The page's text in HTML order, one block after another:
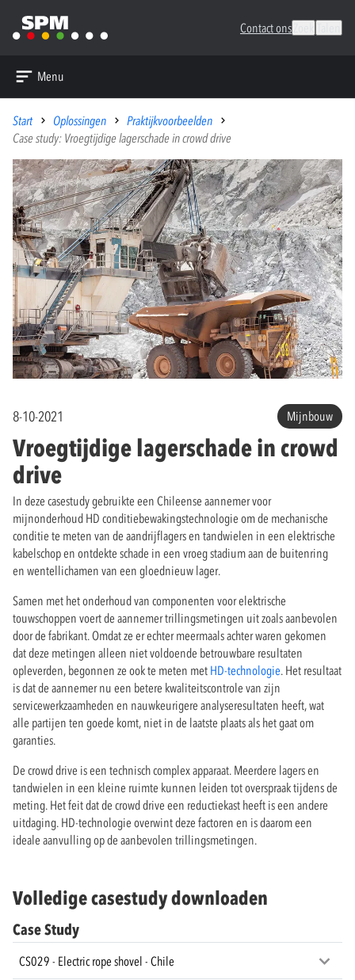
Contact ons
Menu
Start Oplossingen
Praktijkvoorbeelden
Case study: Vroegtijdige lagerschade in crowd drive
8-10-2021 Mijnbouw
Vroegtijdige lagerschade in crowd
drive
In deze casestudy gebruikte een Chileense aannemer voor
mijnonderhoud HD conditiebewakingstechnologie om de mechanische
conditie te meten van de aandrijflagers en tandwielen in een elektrische
kabelschop en ontdekte schade in een vroeg stadium aan de buitenring
en wentellichamen van een gloednieuw lager.
Samen met het onderhoud van componenten voor elektrische
touwschoppen voert de aannemer trillingsmetingen uit zoals aanbevolen
door de fabrikant. Omdat ze er echter meermaals achter waren gekomen
dat deze metingen alleen niet voldoende betrouwbare resultaten
opleverden, begonnen ze ook te meten met HD-technologie. Het resultaat
is dat de aannemer nu een betere kwaliteitscontrole van zijn
servicewerkzaamheden en nauwkeurigere analyseresultaten heeft, wat
alle partijen ten goede komt, niet in de laatste plaats als het gaat om
garanties.
De crowd drive is een technisch complex apparaat. Meerdere lagers en
tandwielen in een kleine ruimte kunnen leiden tot overspraak tijdens de
meting. Het feit dat de crowd drive een reductiekast heeft is een andere
uitdaging. HD-technologie overwint deze factoren en is daarom een
ideale aanvulling op de aanbevolen trillingsmetingen.
Volledige casestudy downloaden
Case Study
CS029 - Electric rope shovel - Chile